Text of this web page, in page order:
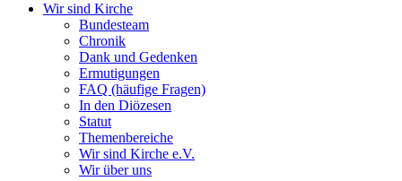
Wir sind Kirche
Bundesteam
Chronik
Dank und Gedenken
Ermutigungen
FAQ (häufige Fragen)
In den Diözesen
Statut
Themenbereiche
Wir sind Kirche e.V.
Wir über uns